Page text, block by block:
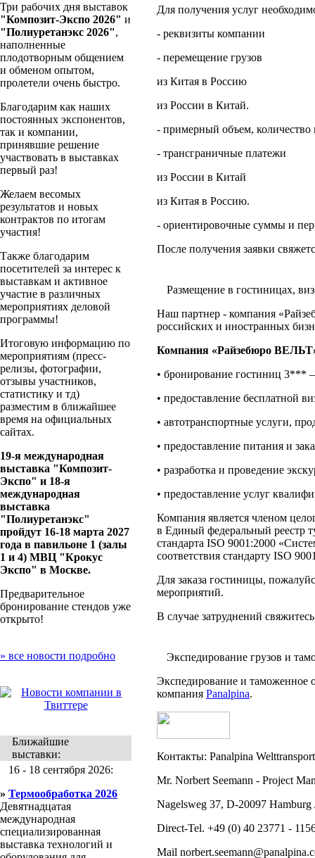
Три рабочих дня выставок
"Композит-Экспо 2026" и
"Полиуретанэкс 2026",
наполненные
плодотворным общением
и обменом опытом,
пролетели очень быстро.
Благодарим как наших
постоянных экспонентов,
так и компании,
принявшие решение
участвовать в выставках
первый раз!
Желаем весомых
результатов и новых
контрактов по итогам
участия!
Также благодарим
посетителей за интерес к
выставкам и активное
участие в различных
мероприятиях деловой
программы!
Итоговую информацию по
мероприятиям (пресс-
релизы, фотографии,
отзывы участников,
статистику и тд)
разместим в ближайшее
время на официальных
сайтах.
19-я международная
выставка "Композит-
Экспо" и 18-я
международная
выставка
"Полиуретанэкс"
пройдут 16-18 марта 2027
года в павильоне 1 (залы
1 и 4) МВЦ "Крокус
Экспо" в Москве.
Предварительное
бронирование стендов уже
открыто!
» все новости подробно
Ближайшие
выставки:
16 - 18 сентября 2026:
» Термообработка 2026
Девятнадцатая
международная
специализированная
выставка технологий и
Для получения услуг
- реквизиты компании
- перемещение грузов
из Китая в Россию
из России в Китай.
- примерный объем, количество
- трансграничные платежи
из России в Китай
из Китая в Россию.
- ориентировочные суммы и
После получения заявки
Размещение в гостиницах,
Наш партнер - компания
российских и иностранных
Компания «Райзебюро
• бронирование гостиниц 3***
• предоставление бесплатной
• автотранспортные услуги,
• предоставление питания и
• разработка и проведение
• предоставление услуг
Компания является членом
в Единый федеральный реестр
стандарта ISO 9001:2000
соответствия стандарту ISO
Для заказа гостиницы,
мероприятий.
В случае затруднений
Экспедирование грузов и
Экспедирование и таможенное
компания Panalpina.
Контакты: Panalpina
Mr. Norbert Seemann - Project
Nagelsweg 37, D-20097 Hamburg
Direct-Tel. +49 (0) 40 23771 -
Mail